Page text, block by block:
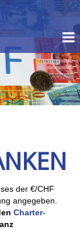
der €/CHF
angegeben.
Charter-